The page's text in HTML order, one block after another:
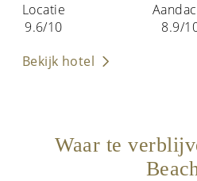
Locatie
9.6/10
8.9/
Bekijk hotel
Waar te